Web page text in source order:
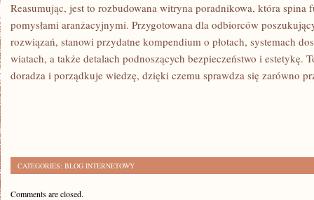
Reasumując, jest to rozbudowana witryna poradnikowa, która
pomysłami aranżacyjnymi. Przygotowana dla odbiorców
rozwiązań, stanowi przydatne kompendium o płotach, systemach
wiatach, a także detalach podnoszących bezpieczeństwo i estetykę.
doradza i porządkuje wiedzę, dzięki czemu sprawdza się zarówno
CATEGORIES: BLOG INTERNETOWY
Comments are closed.